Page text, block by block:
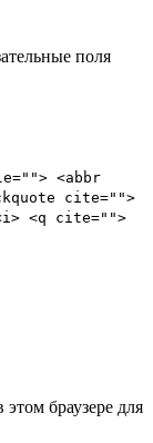
поля
<abbr
cite="">
<q cite="">
браузере для